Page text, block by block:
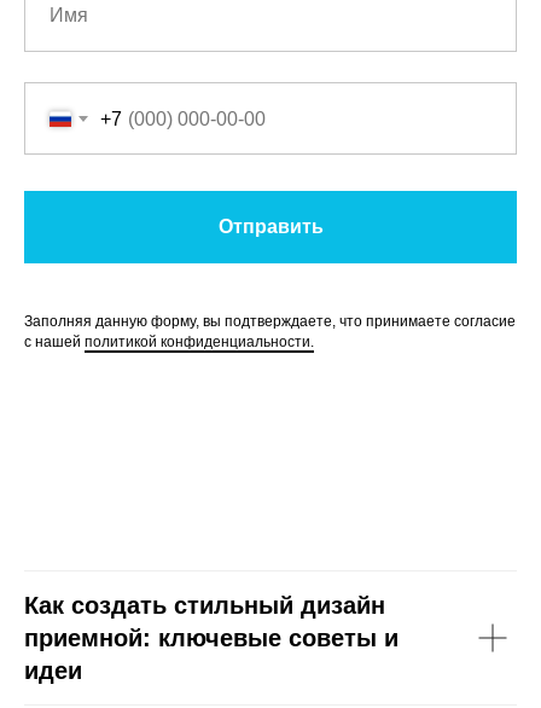
+7
Отправить
Заполняя данную форму, вы подтверждаете, что принимаете согласие
с нашей политикой конфиденциальности.
Как создать стильный дизайн
приемной: ключевые советы и
идеи